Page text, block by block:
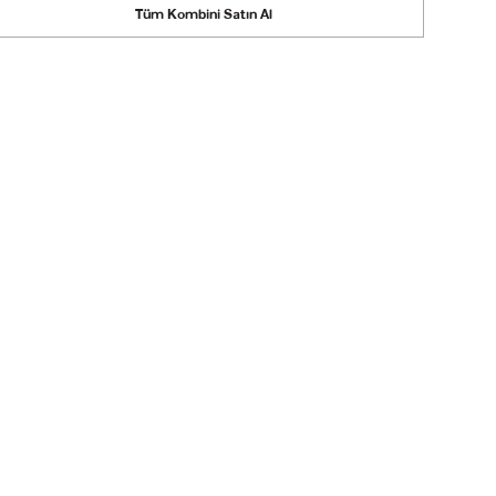
Tüm Kombini Satın Al